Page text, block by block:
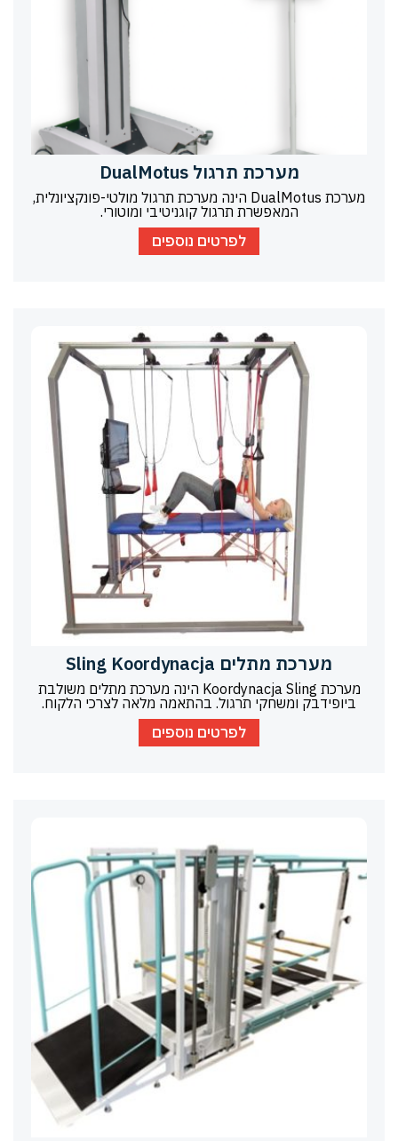
מערכת תרגול DualMotus
מערכת DualMotus הינה מערכת תרגול מולטי-פונקציונלית,
המאפשרת תרגול קוגניטיבי ומוטורי.
לפרטים נוספים
מערכת מתלים Sling Koordynacja
מערכת Koordynacja Sling הינה מערכת מתלים משולבת
ביופידבק ומשחקי תרגול. בהתאמה מלאה לצרכי הלקוח.
לפרטים נוספים